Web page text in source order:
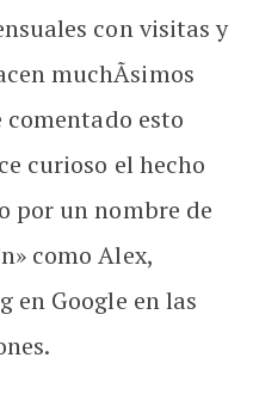
con visitas y
muchÃ­simos
comentado esto
curioso el hecho
por un nombre de
como Alex,
en Google en las